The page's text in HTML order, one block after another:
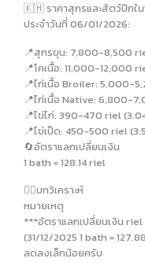
🇰🇭 ราคาสุกรและสัตว์ปีกใน
ประจำวันที่ 06/01/2026:
📍สุกรขุน: 7,800-8,500
📍โคเนื้อ: 11,000-12,000
📍ไก่เนื้อ Broiler: 5,000-
📍ไก่เนื้อ Native: 6,800-
📍ไข่ไก่: 390-470 riel
📍ไข่เป็ด: 450-500 riel
🔄อัตราแลกเปลี่ยนเงิน
1 bath = 128.14 riel
✍🏻บทวิเคราะห์
หมายเหตุ
***อัตราแลกเปลี่ยนเงิน
(31/12/2025 1 bath =
ลดลงเล็กน้อยครับ